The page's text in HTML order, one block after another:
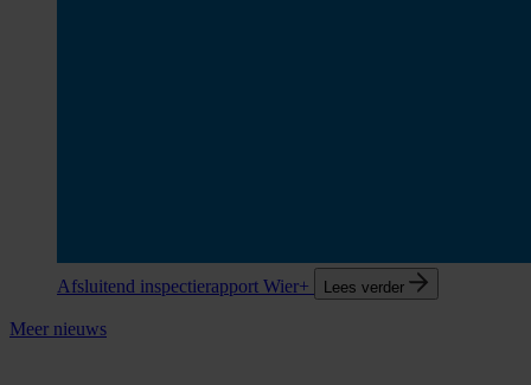
Afsluitend inspectierapport Wier+ Lees verder
Meer nieuws